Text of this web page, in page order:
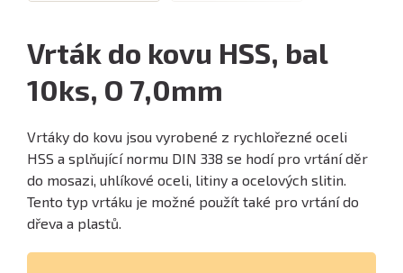
Vrták do kovu HSS, bal
10ks, O 7,0mm
Vrtáky do kovu jsou vyrobené z rychlořezné oceli
HSS a splňující normu DIN 338 se hodí pro vrtání děr
do mosazi, uhlíkové oceli, litiny a ocelových slitin.
Tento typ vrtáku je možné použít také pro vrtání do
dřeva a plastů.